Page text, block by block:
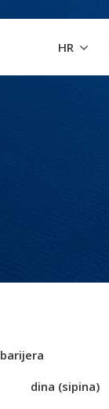
HR
barijera
dina (sipina)